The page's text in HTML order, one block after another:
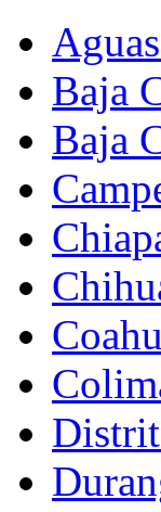
Baja
Baja